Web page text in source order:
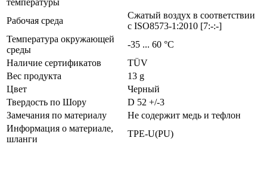
Рабочая среда
Сжатый воздух в соответствии
с ISO8573-1:2010 [7:-:-]
Температура окружающей
среды
-35 ... 60 °C
Наличие сертификатов
TÜV
Вес продукта
13 g
Цвет
Черный
Твердость по Шору
D 52 +/-3
Замечания по материалу
Не содержит медь и тефлон
Информация о материале,
шланги
TPE-U(PU)